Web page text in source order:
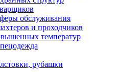
обслуживания
и проходчиков
температур
рубашки